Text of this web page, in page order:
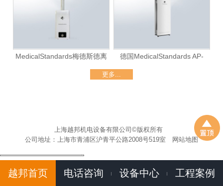
MedicalStandards梅德斯德离
德国MedicalStandards AP-
更多...
上海越邦机电设备有限公司©版权所有
公司地址：上海市青浦区沪青平公路2008号519室
网站地图
越邦首页 电话咨询 设备中心 工程案例